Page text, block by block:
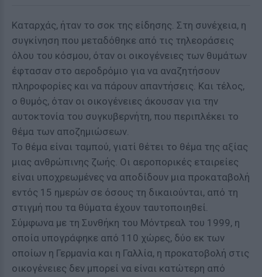
Καταρχάς, ήταν το σοκ της είδησης. Στη συνέχεια, η
συγκίνηση που μεταδόθηκε από τις τηλεοράσεις
όλου του κόσμου, όταν οι οικογένειες των θυμάτων
έφτασαν στο αεροδρόμιο για να αναζητήσουν
πληροφορίες και να πάρουν απαντήσεις. Και τέλος,
ο θυμός, όταν οι οικογένειες άκουσαν για την
αυτοκτονία του συγκυβερνήτη, που περιπλέκει το
θέμα των αποζημιώσεων.
Το θέμα είναι ταμπού, γιατί θέτει το θέμα της αξίας
μιας ανθρώπινης ζωής. Οι αεροπορικές εταιρείες
είναι υποχρεωμένες να αποδίδουν μια προκαταβολή
εντός 15 ημερών σε όσους τη δικαιούνται, από τη
στιγμή που τα θύματα έχουν ταυτοποιηθεί.
Σύμφωνα με τη Συνθήκη του Μόντρεαλ του 1999, η
οποία υπογράφηκε από 110 χώρες, δύο εκ των
οποίων η Γερμανία και η Γαλλία, η προκατοβολή στις
οικογένειες δεν μπορεί να είναι κατώτερη από